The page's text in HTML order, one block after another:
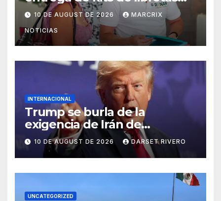
escolares 2026
10 DE AUGUST DE 2026 MARCRIX
NOTICIAS
INTERNACIONAL
Trump se burla de la
exigencia de Irán de
reparaciones de guerra
10 DE AUGUST DE 2026 DARSET RIVERO
UNCATEGORIZED